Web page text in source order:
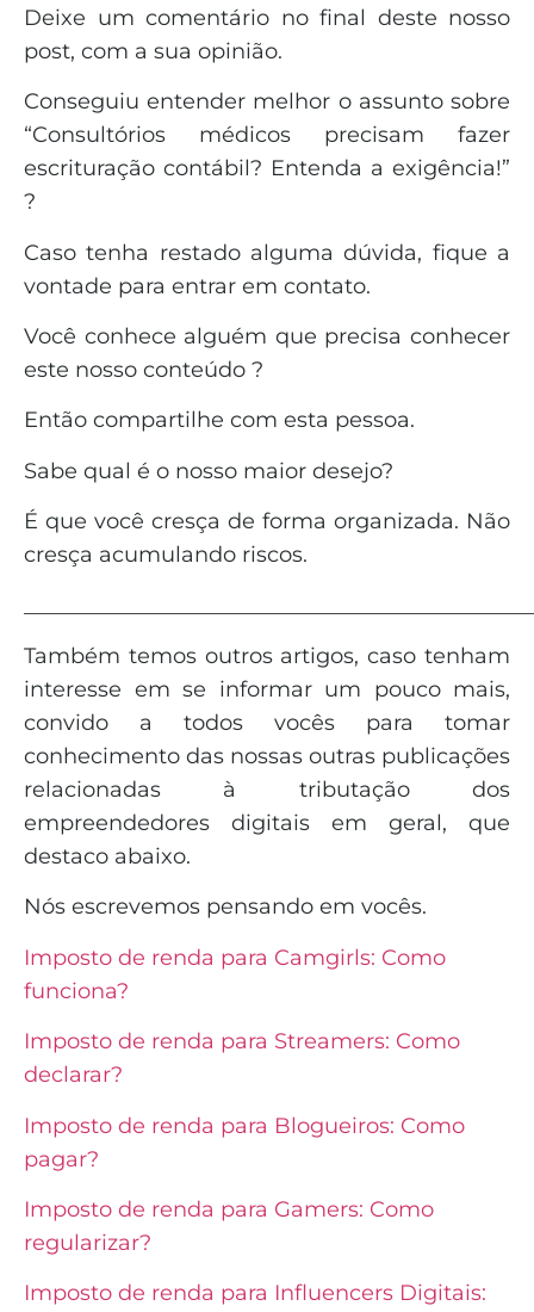
Deixe um comentário no final deste nosso
post, com a sua opinião.
Conseguiu entender melhor o assunto sobre
“Consultórios médicos precisam fazer
escrituração contábil? Entenda a exigência!”
?
Caso tenha restado alguma dúvida, fique a
vontade para entrar em contato.
Você conhece alguém que precisa conhecer
este nosso conteúdo ?
Então compartilhe com esta pessoa.
Sabe qual é o nosso maior desejo?
É que você cresça de forma organizada. Não
cresça acumulando riscos.
Também temos outros artigos, caso tenham
interesse em se informar um pouco mais,
convido a todos vocês para tomar
conhecimento das nossas outras publicações
relacionadas à tributação dos
empreendedores digitais em geral, que
destaco abaixo.
Nós escrevemos pensando em vocês.
Imposto de renda para Camgirls: Como
funciona?
Imposto de renda para Streamers: Como
declarar?
Imposto de renda para Blogueiros: Como
pagar?
Imposto de renda para Gamers: Como
regularizar?
Imposto de renda para Influencers Digitais: